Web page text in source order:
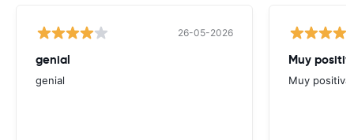
26-05-2026
genial
genial
Muy
Muy positiva